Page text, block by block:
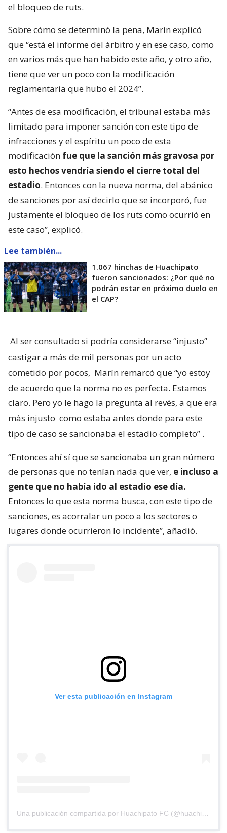
el bloqueo de ruts.
Sobre cómo se determinó la pena, Marín explicó
que “está el informe del árbitro y en ese caso, como
en varios más que han habido este año, y otro año,
tiene que ver un poco con la modificación
reglamentaria que hubo el 2024”.
“Antes de esa modificación, el tribunal estaba más
limitado para imponer sanción con este tipo de
infracciones y el espíritu un poco de esta
modificación fue que la sanción más gravosa por
esto hechos vendría siendo el cierre total del
estadio. Entonces con la nueva norma, del abánico
de sanciones por así decirlo que se incorporó, fue
justamente el bloqueo de los ruts como ocurrió en
este caso”, explicó.
Lee también...
1.067 hinchas de Huachipato
fueron sancionados: ¿Por qué no
podrán estar en próximo duelo en
el CAP?
Al ser consultado si podría considerarse “injusto”
castigar a más de mil personas por un acto
cometido por pocos, Marín remarcó que “yo estoy
de acuerdo que la norma no es perfecta. Estamos
claro. Pero yo le hago la pregunta al revés, a que era
más injusto como estaba antes donde para este
tipo de caso se sancionaba el estadio completo” .
“Entonces ahí sí que se sancionaba un gran número
de personas que no tenían nada que ver, e incluso a
gente que no había ido al estadio ese día.
Entonces lo que esta norma busca, con este tipo de
sanciones, es acorralar un poco a los sectores o
lugares donde ocurrieron lo incidente”, añadió.
Ver esta publicación en Instagram